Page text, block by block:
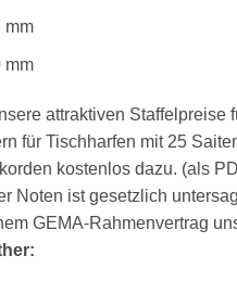
mm
mm
attraktiven
für Tischharfen mit 25
kostenlos dazu. (als
Noten ist gesetzlich
GEMA-Rahmenvertrag